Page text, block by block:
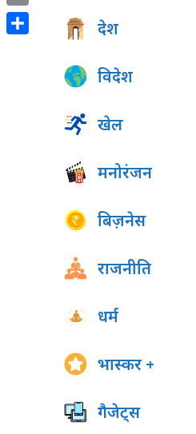
देश
विदेश
खेल
मनोरंजन
बिज़नेस
राजनीति
धर्म
भास्कर +
गैजेट्स
Link
Email